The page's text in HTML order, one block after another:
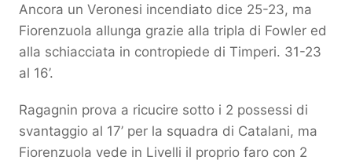
Ancora un Veronesi incendiato dice 25-23, ma
Fiorenzuola allunga grazie alla tripla di Fowler ed
alla schiacciata in contropiede di Timperi. 31-23
al 16’.
Ragagnin prova a ricucire sotto i 2 possessi di
svantaggio al 17’ per la squadra di Catalani, ma
Fiorenzuola vede in Livelli il proprio faro con 2